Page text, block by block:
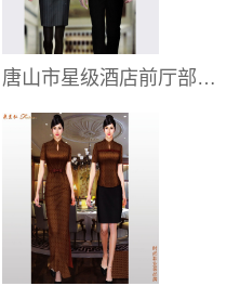
唐山市星级酒店前厅部制服订做:量体_款式_价格